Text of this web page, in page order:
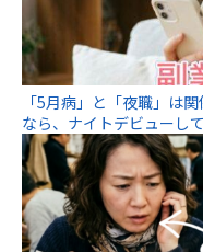
「5月病」と「夜職」は
なら、ナイトデビューし